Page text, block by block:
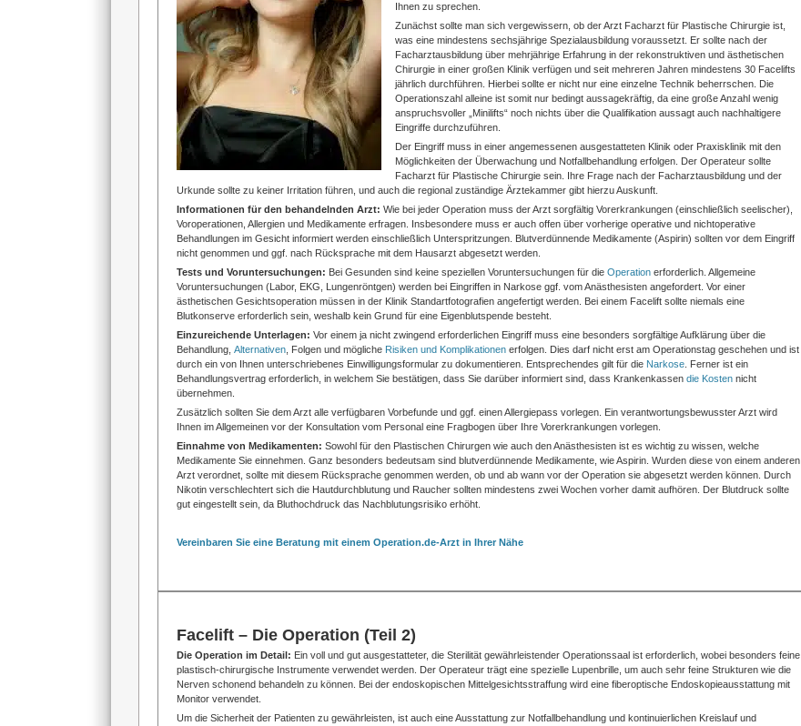
Ihnen zu sprechen.
Zunächst sollte man sich vergewissern, ob der Arzt Facharzt für Plastische Chirurgie ist,
was eine mindestens sechsjährige Spezialausbildung voraussetzt. Er sollte nach der
Facharztausbildung über mehrjährige Erfahrung in der rekonstruktiven und ästhetischen
Chirurgie in einer großen Klinik verfügen und seit mehreren Jahren mindestens 30 Facelifts
jährlich durchführen. Hierbei sollte er nicht nur eine einzelne Technik beherrschen. Die
Operationszahl alleine ist somit nur bedingt aussagekräftig, da eine große Anzahl wenig
anspruchsvoller „Minilifts“ noch nichts über die Qualifikation aussagt auch nachhaltigere
Eingriffe durchzuführen.
Der Eingriff muss in einer angemessenen ausgestatteten Klinik oder Praxisklinik mit den
Möglichkeiten der Überwachung und Notfallbehandlung erfolgen. Der Operateur sollte
Facharzt für Plastische Chirurgie sein. Ihre Frage nach der Facharztausbildung und der
Urkunde sollte zu keiner Irritation führen, und auch die regional zuständige Ärztekammer gibt hierzu Auskunft.
Informationen für den behandelnden Arzt: Wie bei jeder Operation muss der Arzt sorgfältig Vorerkrankungen (einschließlich seelischer),
Voroperationen, Allergien und Medikamente erfragen. Insbesondere muss er auch offen über vorherige operative und nichtoperative
Behandlungen im Gesicht informiert werden einschließlich Unterspritzungen. Blutverdünnende Medikamente (Aspirin) sollten vor dem Eingriff
nicht genommen und ggf. nach Rücksprache mit dem Hausarzt abgesetzt werden.
Tests und Voruntersuchungen: Bei Gesunden sind keine speziellen Voruntersuchungen für die Operationerforderlich. Allgemeine
Voruntersuchungen (Labor, EKG, Lungenröntgen) werden bei Eingriffen in Narkose ggf. vom Anästhesisten angefordert. Vor einer
ästhetischen Gesichtsoperation müssen in der Klinik Standartfotografien angefertigt werden. Bei einem Facelift sollte niemals eine
Blutkonserve erforderlich sein, weshalb kein Grund für eine Eigenblutspende besteht.
Einzureichende Unterlagen: Vor einem ja nicht zwingend erforderlichen Eingriff muss eine besonders sorgfältige Aufklärung über die
Behandlung, Alternativen, Folgen und mögliche Risiken und Komplikationenerfolgen. Dies darf nicht erst am Operationstag geschehen und ist
durch ein von Ihnen unterschriebenes Einwilligungsformular zu dokumentieren. Entsprechendes gilt für die Narkose. Ferner ist ein
Behandlungsvertrag erforderlich, in welchem Sie bestätigen, dass Sie darüber informiert sind, dass Krankenkassen die Kostennicht
übernehmen.
Zusätzlich sollten Sie dem Arzt alle verfügbaren Vorbefunde und ggf. einen Allergiepass vorlegen. Ein verantwortungsbewusster Arzt wird
Ihnen im Allgemeinen vor der Konsultation vom Personal eine Fragbogen über Ihre Vorerkrankungen vorlegen.
Einnahme von Medikamenten: Sowohl für den Plastischen Chirurgen wie auch den Anästhesisten ist es wichtig zu wissen, welche
Medikamente Sie einnehmen. Ganz besonders bedeutsam sind blutverdünnende Medikamente, wie Aspirin. Wurden diese von einem anderen
Arzt verordnet, sollte mit diesem Rücksprache genommen werden, ob und ab wann vor der Operation sie abgesetzt werden können. Durch
Nikotin verschlechtert sich die Hautdurchblutung und Raucher sollten mindestens zwei Wochen vorher damit aufhören. Der Blutdruck sollte
gut eingestellt sein, da Bluthochdruck das Nachblutungsrisiko erhöht.
Vereinbaren Sie eine Beratung mit einem Operation.de-Arzt in Ihrer Nähe
Facelift – Die Operation (Teil 2)
Die Operation im Detail: Ein voll und gut ausgestatteter, die Sterilität gewährleistender Operationssaal ist erforderlich, wobei besonders feine
plastisch-chirurgische Instrumente verwendet werden. Der Operateur trägt eine spezielle Lupenbrille, um auch sehr feine Strukturen wie die
Nerven schonend behandeln zu können. Bei der endoskopischen Mittelgesichtsstraffung wird eine fiberoptische Endoskopieausstattung mit
Monitor verwendet.
Um die Sicherheit der Patienten zu gewährleisten, ist auch eine Ausstattung zur Notfallbehandlung und kontinuierlichen Kreislauf und